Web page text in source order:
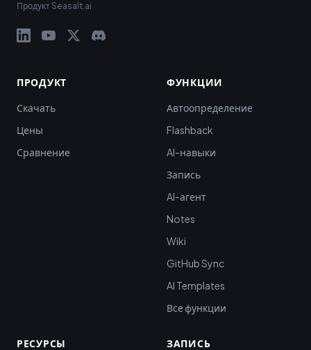
Продукт Seasalt.ai
ПРОДУКТ
Скачать
Цены
Сравнение
ФУНКЦИИ
Автоопределение
Flashback
AI-навыки
Запись
AI-агент
Notes
Wiki
GitHub Sync
AI Templates
Все функции
РЕСУРСЫ ЗАПИСЬ